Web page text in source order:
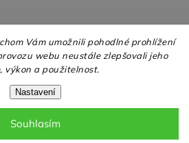
Vám umožnili pohodlné prohlížení
webu neustále zlepšovali jeho
výkon a použitelnost.
Nastavení
Souhlasím
. Všechna práva vyhrazena.